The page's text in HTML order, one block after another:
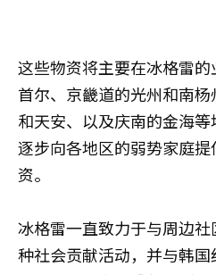
这些物资将主要在冰格雷
首尔、京畿道的光州和南
和天安、以及庆南的金海
逐步向各地区的弱势家庭
资。
冰格雷一直致力于与周边
种社会贡献活动，并与韩